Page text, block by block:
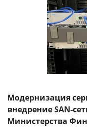
Модернизация
внедрение SAN-
Министерства